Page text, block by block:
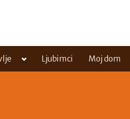
Toggle
menu
Ljubimci Moj dom